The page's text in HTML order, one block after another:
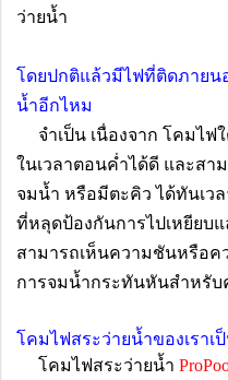
ว่ายน้ำ
โดยปกติแล้วมีไฟที่ติดภายน
น้ำอีกไหม
จำเป็น เนื่องจาก โคมไฟ
ในเวลาตอนค่ำได้ดี และสา
จมน้ำ หรือมีตะคิว ได้ทันเว
ที่หลุดป้องกันการไปเหยียบ
สามารถเห็นความชันหรือค
การจมน้ำกระทันหันสำหรับ
โคมไฟสระว่ายน้ำของเราเ
โคมไฟสระว่ายน้ำ